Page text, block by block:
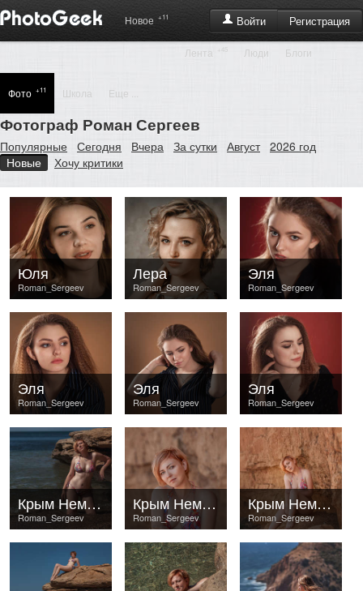
Войти Регистрация
Новое +11
Лента +45 Люди Блоги
Фото +11 Школа Еще ...
Фотограф Роман Сергеев
Популярные Сегодня Вчера За сутки Август 2026 год
Новые
Хочу критики
Roman_Sergeev
Юля
Roman_Sergeev
Лера
Roman_Sergeev
Эля
Roman_Sergeev
Эля
Roman_Sergeev
Эля
Roman_Sergeev
Эля
Roman_Sergeev
Крым Немецкая балка
Roman_Sergeev
Крым Немецкая балка
Roman_Sergeev
Крым Немецкая балка